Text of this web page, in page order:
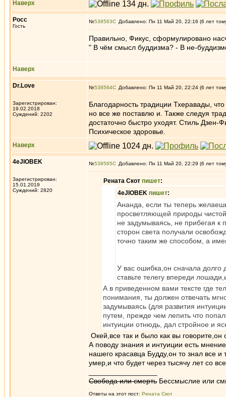
Наверх
Росс
Гость
№538563 Добавлено: Пн 11 Май 20, 22:16 (6 лет
Правильно, Фикус, сформулировано
" В чём смысл буддизма? - В не-
Наверх
Dr.Love
Зарегистрирован:
19.02.2018
Суждений: 2202
№538564 Добавлено: Пн 11 Май 20, 22:24 (6 лет
Благодарность традиции Тхеравады,
но все же поставлю и. Также следуя
достаточно быстро уходят. Стиль
Психическое здоровье.
Наверх
4eJIOBEK
Зарегистрирован:
15.01.2019
Суждений: 2820
№538565 Добавлено: Пн 11 Май 20, 22:29 (6 лет
Рената Скот пишет:
4eJIOBEK пишет:
Ананда, если ты теперь
просветляющей природы
не задумываясь, не прибегая к
сторон света получали
точно таким же способом, а
У вас ошибка,он сначала долго
ставьте телегу впереди
А в приведенном вами тексте где
понимания, ты должен отвечать
задумываясь (для развития
путем, прежде чем лепить что
интуиции отнюдь, дал стройное и
Окей,все так и было как вы говорите,он
А поводу знания и интуиции есть
нашего красавца Будду,он то знал все и
умер,и что будет через тысячу лет со
Свобода или смерть Бессмыслие или
Ответы на этот пост: Рената Скот